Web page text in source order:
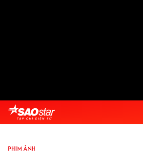
PHIM ẢNH